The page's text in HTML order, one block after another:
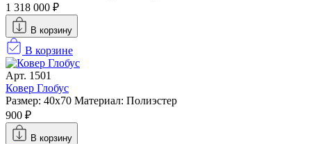
1 318 000 ₽
В корзину
В корзине
Арт. 1501
Ковер Глобус
Размер: 40х70 Материал: Полиэстер
900 ₽
В корзину